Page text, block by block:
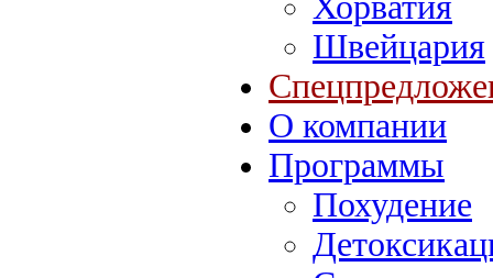
Швейцария
О компании
Программы
Похудение